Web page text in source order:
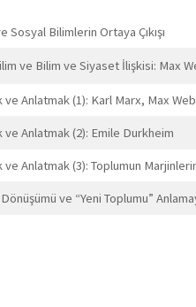
Sosyal Bilimlerin Ortaya Çıkışı
ve Bilim ve Siyaset İlişkisi: Max
ve Anlatmak (1): Karl Marx, Max
ve Anlatmak (2): Emile Durkheim
ve Anlatmak (3): Toplumun
ve “Yeni Toplumu”